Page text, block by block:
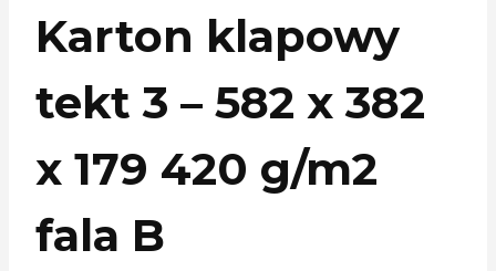
Karton klapowy
tekt 3 – 582 x 382
x 179 420 g/m2
fala B